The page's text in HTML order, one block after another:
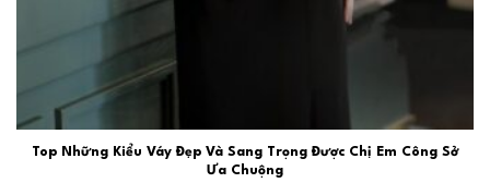
Top Những Kiểu Váy Đẹp Và Sang Trọng Được Chị Em Công Sở
Ưa Chuộng